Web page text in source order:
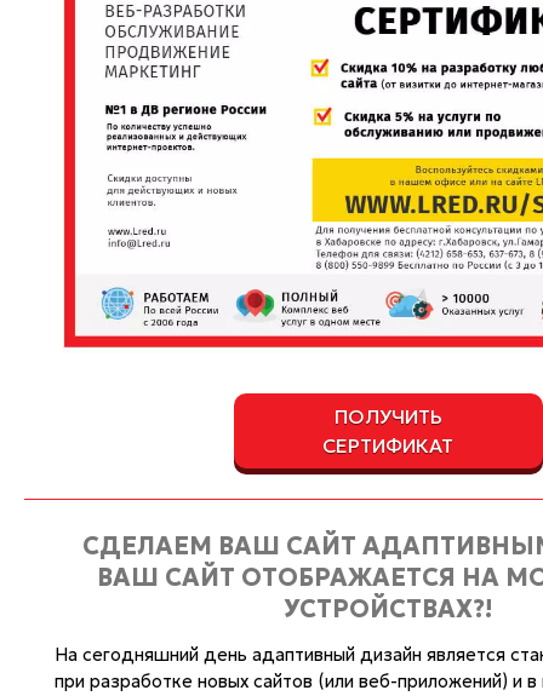
ПОЛУЧИТЬ
СЕРТИФИКАТ
СДЕЛАЕМ ВАШ САЙТ
ВАШ САЙТ ОТОБРАЖАЕТСЯ НА
УСТРОЙСТВАХ?!
На сегодняшний день адаптивный дизайн является
при разработке новых сайтов (или веб-приложений) и